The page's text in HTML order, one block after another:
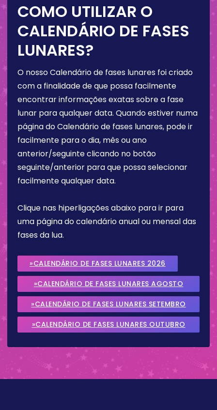
COMO UTILIZAR O
CALENDÁRIO DE FASES
LUNARES?
O nosso Calendário de fases lunares foi criado
com a finalidade de que possa facilmente
encontrar informações exatas sobre a fase
lunar para qualquer data. Quando estiver numa
página do Calendário de fases lunares, pode ir
facilmente para o dia, mês ou ano
anterior/seguinte clicando no botão
seguinte/anterior para que possa selecionar
facilmente qualquer data.
Clique nas hiperligações abaixo para ir para
uma página do calendário anual ou mensal das
fases da lua.
»CALENDÁRIO DE FASES LUNARES 2026
»CALENDÁRIO DE FASES LUNARES AGOSTO
2026
»CALENDÁRIO DE FASES LUNARES SETEMBRO
2026
»CALENDÁRIO DE FASES LUNARES OUTUBRO